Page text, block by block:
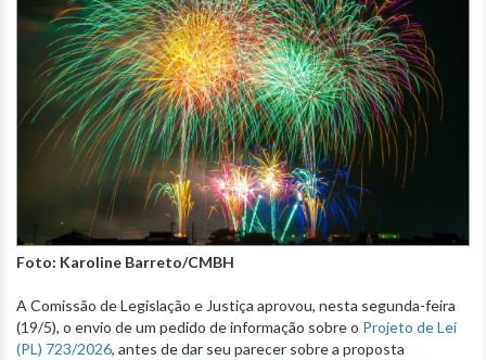
Foto: Karoline Barreto/CMBH
A Comissão de Legislação e Justiça aprovou, nesta segunda-feira
(19/5), o envio de um pedido de informação sobre o Projeto de Lei
(PL) 723/2026, antes de dar seu parecer sobre a proposta